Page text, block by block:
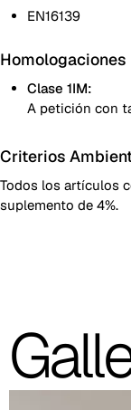
EN16139
Homologaciones
Clase 1IM:
A petición con
Criterios
Todos los artículos
suplemento de 4%.
consultar siempre
Planet (Cat. A -